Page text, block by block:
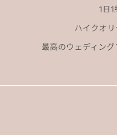
1日1
ハイクオ
最高のウェディング